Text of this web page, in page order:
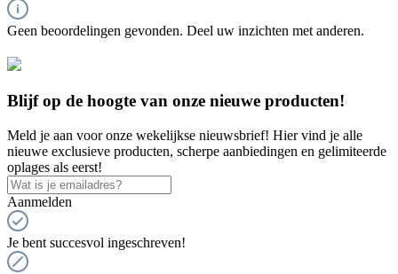
Geen beoordelingen gevonden. Deel uw inzichten met anderen.
Blijf op de hoogte van onze nieuwe producten!
Meld je aan voor onze wekelijkse nieuwsbrief! Hier vind je alle
nieuwe exclusieve producten, scherpe aanbiedingen en gelimiteerde
oplages als eerst!
Aanmelden
Je bent succesvol ingeschreven!